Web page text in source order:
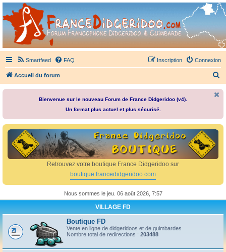
France Didgeridoo
Didgeridoo et Guimbarde sur France Didgeridoo - retrouvez la communauté.
Smartfeed FAQ Connexion
Inscription
Accueil du forum
e
r
Bienvenue sur le nouveau Forum de France Didgeridoo (v4).
Un format plus actuel et plus sécurisé.
Retrouvez votre boutique France Didgeridoo sur
boutique.francedidgeridoo.com
Nous sommes le jeu. 06 août 2026, 7:57
VILLAGE FD
Boutique FD
Vente en ligne de didgeridoos et de guimbardes
Nombre total de redirections : 203488